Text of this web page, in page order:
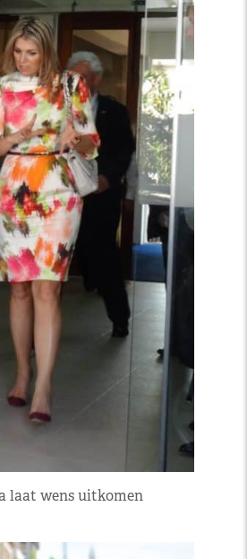
laat wens uitkomen